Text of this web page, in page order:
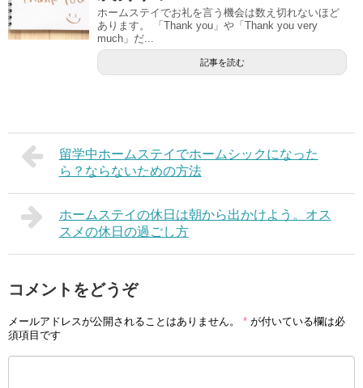
ホームステイでお礼を言う機会は数え切れないほど
あります。 「Thank you」や「Thank you very
much」だ...
記事を読む
留学中ホームステイでホームシックになった
ら？ならないための方法
ホームステイの休日は朝から出かけよう。オス
スメの休日の過ごし方
コメントをどうぞ
メールアドレスが公開されることはありません。 * が付いている欄は必
須項目です